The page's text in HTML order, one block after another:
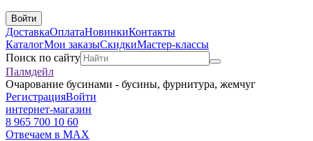
Войти
ДоставкаОплатаНовинкиКонтакты
КаталогМои заказыСкидкиМастер-классы
Поиск по сайту
Палмдейл
Очарование бусинами - бусины, фурнитура, жемчуг
РегистрацияВойти
интернет-магазин
8 965 700 10 60
Отвечаем в MAX